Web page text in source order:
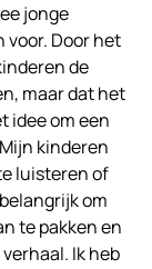
jonge
voor. Door het
de
maar dat het
idee om een
kinderen
luisteren of
om
te pakken en
Ik heb